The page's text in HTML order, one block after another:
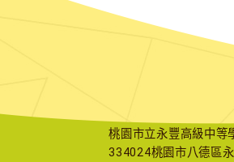
桃園市立永豐高級中
334024桃園市八德區